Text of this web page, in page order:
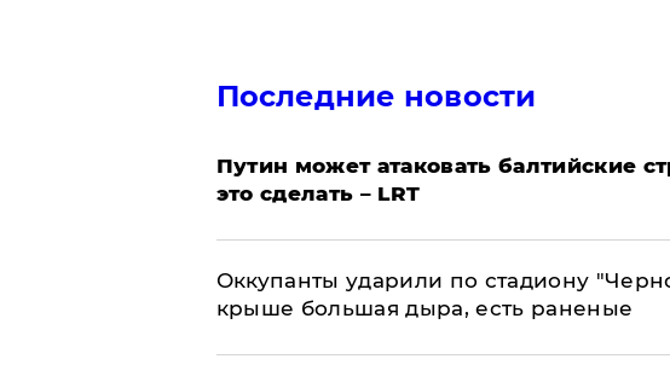
Последние новости
Путин может атаковать балтийские
это сделать – LRT
Оккупанты ударили по стадиону
крыше большая дыра, есть раненые